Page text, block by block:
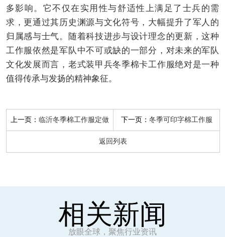
多影响。它不仅在实用性与舒适性上满足了士兵的需
求，更通过其历史渊源与文化符号，大幅提升了军人的
归属感与士气。随着科技进步与设计理念的更新，这种
工作服依然是军队中不可或缺的一部分，对未来的军队
文化发展而言，老式装甲兵冬季棉卡工作服绝对是一种
值得传承与发扬的精神象征。
上一页：临沂冬季棉工作服定做 下一页： 冬季可印字棉工作服
返回列表
相关新闻
放眼全球，聚焦行业资讯